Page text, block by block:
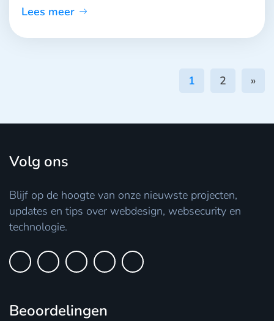
Lees meer
1 2 »
Volg ons
Blijf op de hoogte van onze nieuwste projecten,
updates en tips over webdesign, websecurity en
technologie.
Beoordelingen